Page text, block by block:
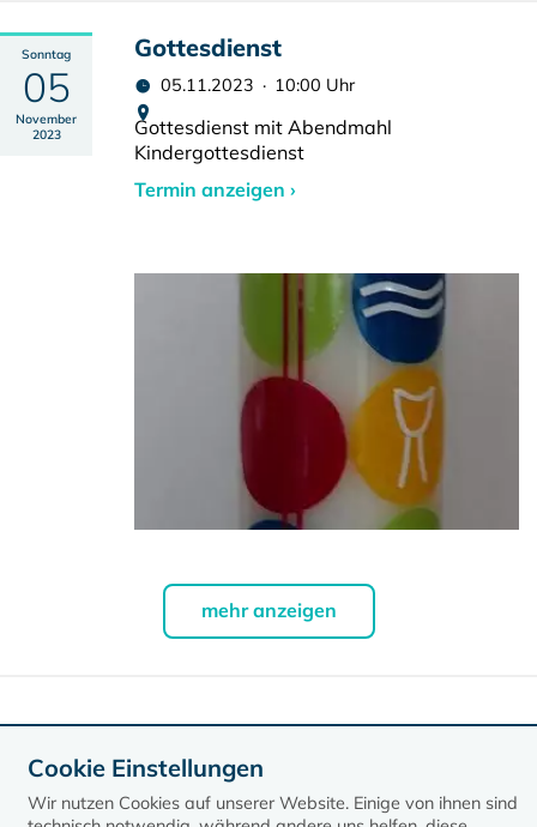
Sonntag
05
November
2023
Gottesdienst
05.11.2023 · 10:00 Uhr
Gottesdienst mit Abendmahl
Kindergottesdienst
Termin anzeigen ›
mehr anzeigen
Cookie Einstellungen
Wir nutzen Cookies auf unserer Website. Einige von ihnen sind